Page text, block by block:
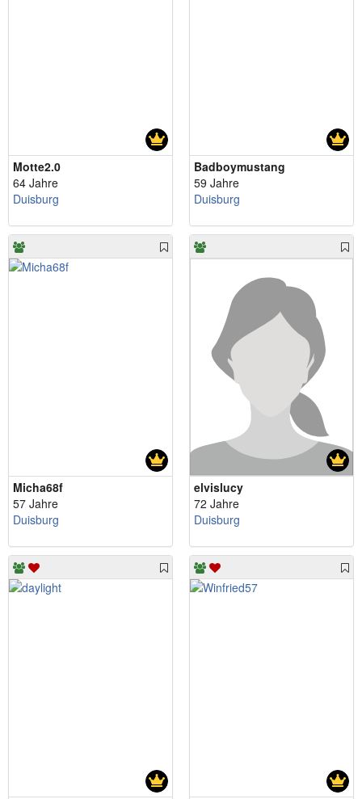
Motte2.0
64 Jahre
Duisburg
Badboymustang
59 Jahre
Duisburg
Micha68f
57 Jahre
Duisburg
elvislucy
72 Jahre
Duisburg